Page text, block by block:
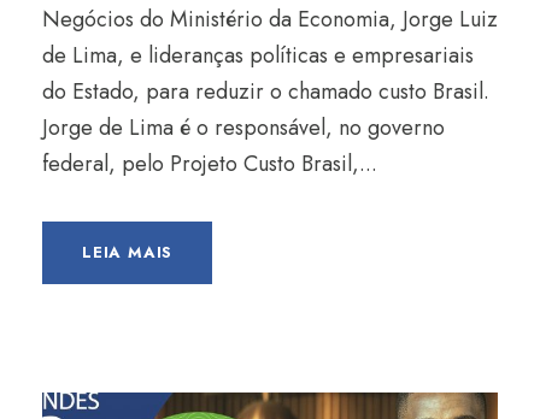
Negócios do Ministério da Economia, Jorge Luiz
de Lima, e lideranças políticas e empresariais
do Estado, para reduzir o chamado custo Brasil.
Jorge de Lima é o responsável, no governo
federal, pelo Projeto Custo Brasil,...
LEIA MAIS